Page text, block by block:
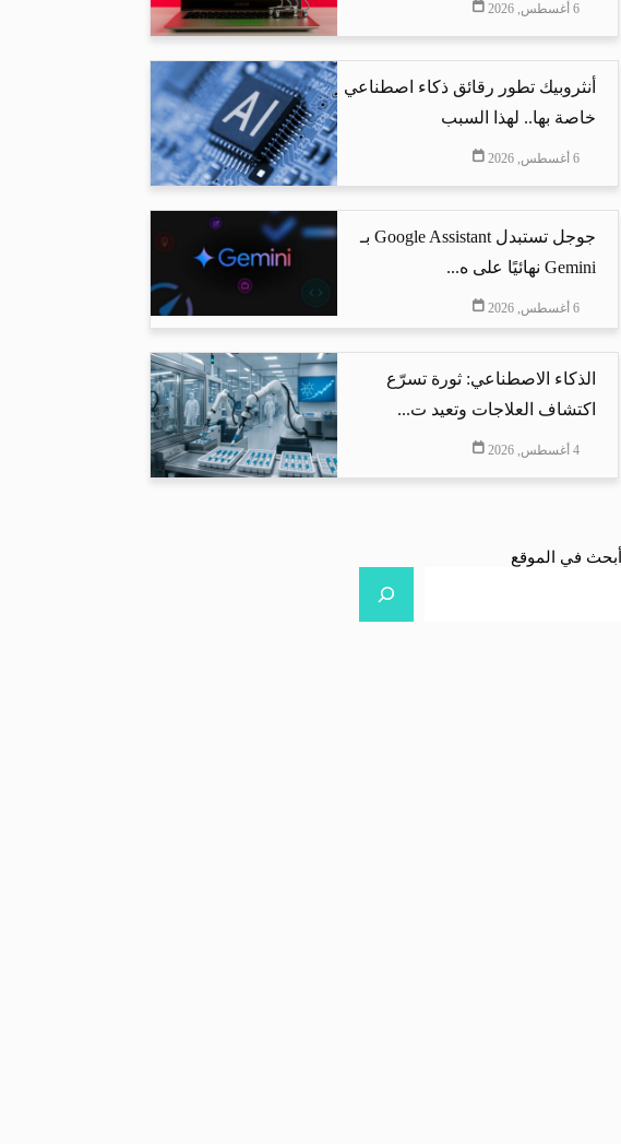
6 أغسطس, 2026
أنثروبيك تطور رقائق ذكاء اصطناعي
خاصة بها.. لهذا السبب
6 أغسطس, 2026
جوجل تستبدل Google Assistant بـ
Gemini نهائيًا على ه...
6 أغسطس, 2026
الذكاء الاصطناعي: ثورة تسرّع
اكتشاف العلاجات وتعيد ت...
4 أغسطس, 2026
أبحث في الموقع